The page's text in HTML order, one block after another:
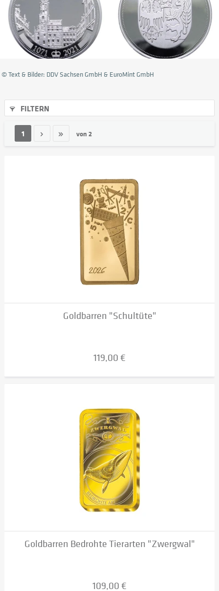
© Text & Bilder: DDV Sachsen GmbH & EuroMint GmbH
FILTERN
1 von 2
Goldbarren "Schultüte"
119,00 €
Goldbarren Bedrohte Tierarten "Zwergwal"
109,00 €